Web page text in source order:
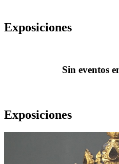
Exposiciones
Sin eventos
Exposiciones